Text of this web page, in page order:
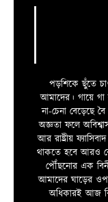
পড়শিকে ছুঁতে
আমাদের। গায়ে
না-চেনা বেড়েছে
অজ্ঞতা ফলে
আর রাষ্ট্রীয়
থাকতে হবে আরও
পৌঁছনোর এক
আমাদের ঘাড়ের
অধিকারই আজ